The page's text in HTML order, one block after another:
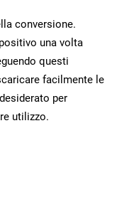
conversione.
una volta
questi
facilmente le
per
utilizzo.